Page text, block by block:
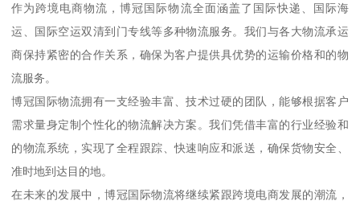
作为跨境电商物流，博冠国际物流全面涵盖了国际快递、国际海
运、国际空运双清到门专线等多种物流服务。我们与各大物流承运
商保持紧密的合作关系，确保为客户提供具优势的运输价格和的物
流服务。
博冠国际物流拥有一支经验丰富、技术过硬的团队，能够根据客户
需求量身定制个性化的物流解决方案。我们凭借丰富的行业经验和
的物流系统，实现了全程跟踪、快速响应和派送，确保货物安全、
准时地到达目的地。
在未来的发展中，博冠国际物流将继续紧跟跨境电商发展的潮流，